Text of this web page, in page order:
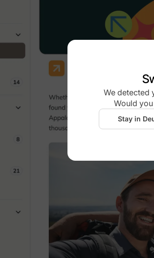
We detected
Would
Stay in